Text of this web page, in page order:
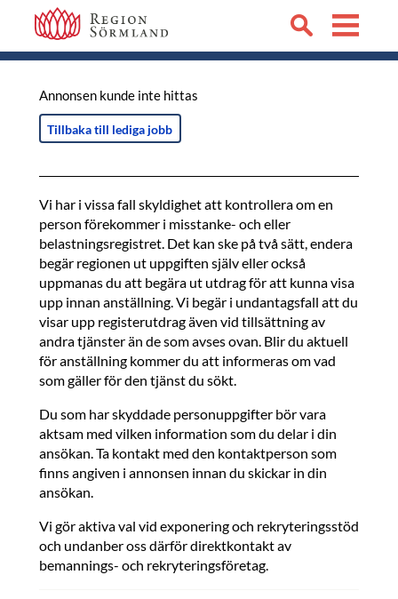
Annonsen kunde inte hittas
Tillbaka till lediga jobb
Vi har i vissa fall skyldighet att kontrollera om en
person förekommer i misstanke- och eller
belastningsregistret. Det kan ske på två sätt, endera
begär regionen ut uppgiften själv eller också
uppmanas du att begära ut utdrag för att kunna visa
upp innan anställning. Vi begär i undantagsfall att du
visar upp registerutdrag även vid tillsättning av
andra tjänster än de som avses ovan. Blir du aktuell
för anställning kommer du att informeras om vad
som gäller för den tjänst du sökt.
Du som har skyddade personuppgifter bör vara
aktsam med vilken information som du delar i din
ansökan. Ta kontakt med den kontaktperson som
finns angiven i annonsen innan du skickar in din
ansökan.
Vi gör aktiva val vid exponering och rekryteringsstöd
och undanber oss därför direktkontakt av
bemannings- och rekryteringsföretag.